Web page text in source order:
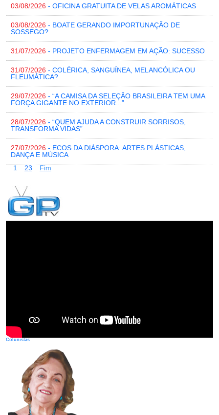
03/08/2026 - OFICINA GRATUITA DE VELAS AROMÁTICAS
03/08/2026 - BOATE GERANDO IMPORTUNAÇÃO DE
SOSSEGO?
31/07/2026 - PROJETO ENFERMAGEM EM AÇÃO: SUCESSO
31/07/2026 - COLÉRICA, SANGUÍNEA, MELANCÓLICA OU
FLEUMÁTICA?
29/07/2026 - “A CAMISA DA SELEÇÃO BRASILEIRA TEM UMA
FORÇA GIGANTE NO EXTERIOR...”
28/07/2026 - “QUEM AJUDA A CONSTRUIR SORRISOS,
TRANSFORMA VIDAS”
27/07/2026 - ECOS DA DIÁSPORA: ARTES PLÁSTICAS,
DANÇA E MÚSICA
1
23 Fim
Colunistas